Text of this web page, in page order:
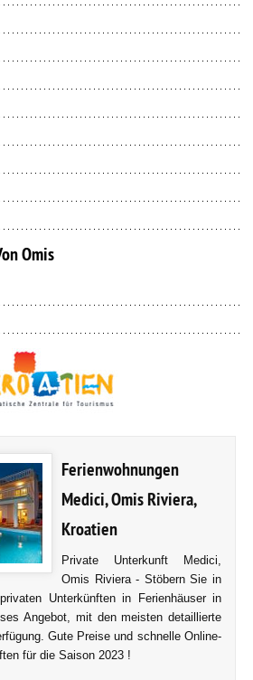
Omis
Ferienwohnungen
Medici, Omis Riviera,
Kroatien
Private Unterkunft Medici,
Omis Riviera - Stöbern Sie in
Unterkünften in Ferienhäuser in
Angebot, mit den meisten detaillierte
Gute Preise und schnelle Online-
für die Saison 2023 !